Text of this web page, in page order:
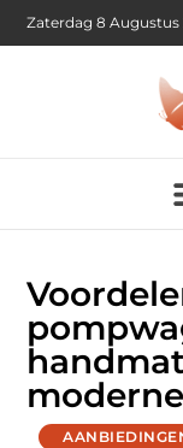
Zaterdag 8 Augustus